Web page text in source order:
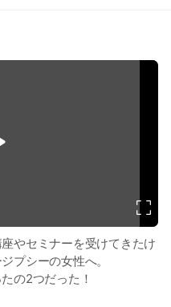
やセミナーを受けてきたけ
プシーの女性へ。
の2つだった！
にその2つの理由をお伝え